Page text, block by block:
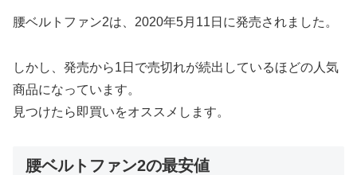
腰ベルトファン2は、2020年5月11日に発売されました。
しかし、発売から1日で売切れが続出しているほどの人気
商品になっています。
見つけたら即買いをオススメします。
腰ベルトファン2の最安値